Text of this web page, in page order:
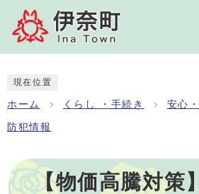
現在位置
ホーム くらし ・手続き 安心
防犯情報
【物価高騰対策